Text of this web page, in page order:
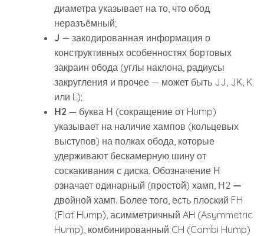
диаметра указывает на то, что обод
неразъёмный;
J — закодированная информация о
конструктивных особенностях бортовых
закраин обода (углы наклона, радиусы
закругления и прочее — может быть JJ, JK, K
или L);
Н2 — буква Н (сокращение от Hump)
указывает на наличие хампов (кольцевых
выступов) на полках обода, которые
удерживают бескамерную шину от
соскакивания с диска. Обозначение Н
означает одинарный (простой) хамп, Н2 —
двойной хамп. Более того, есть плоский FH
(Flat Hump), асимметричный AH (Asymmetric
Hump), комбинированный CH (Combi Hump)